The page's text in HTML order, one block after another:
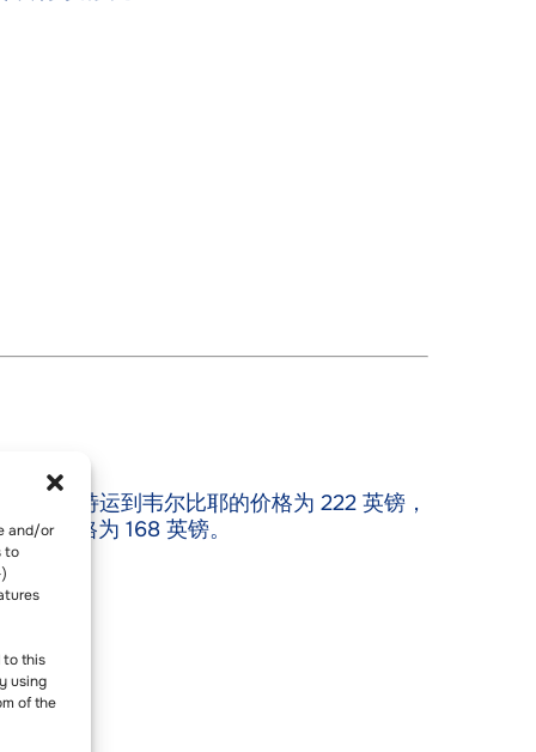
and/or
to
to this
using
of the
从沙特运到韦尔比耶的价格为 222 英镑，
的价格为 168 英镑。
。